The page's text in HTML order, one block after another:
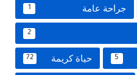
جراحة عامة 1
2
5 حياة كريمة 72